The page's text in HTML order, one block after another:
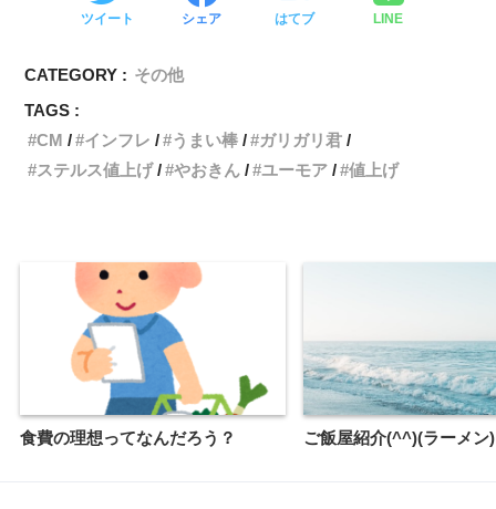
ツイート シェア はてブ LINE
CATEGORY : その他
TAGS :
CM
インフレ うまい棒
ガリガリ君
ステルス値上げ
やおきん ユーモア 値上げ
食費の理想ってなんだろう？ ご飯屋紹介(^^)(ラーメン)